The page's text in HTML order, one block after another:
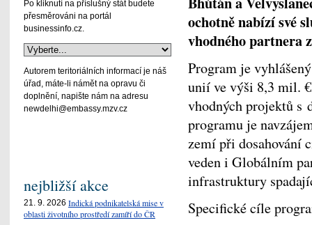
ochotně nabízí své
vhodného partnera
Program je
unií ve výši 8,3 mil.
vhodných projektů s
programu je
zemí při dosahování
veden i Globálním
infrastruktury
Specifické cíle
Po kliknutí na příslušný stát budete
přesměrováni na portál
businessinfo.cz.
Autorem teritoriálních informací je náš
úřad, máte-li námět na opravu či
doplnění, napište nám na adresu
newdelhi@embassy.mzv.cz
nejbližší akce
21. 9. 2026 Indická podnikatelská mise v
oblasti životního prostředí zamíří do ČR